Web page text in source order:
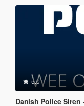
5.0
Danish Police Siren